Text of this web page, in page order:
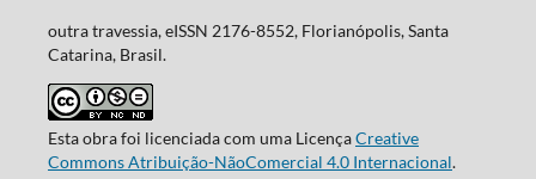
outra travessia, eISSN 2176-8552, Florianópolis, Santa
Catarina, Brasil.
Esta obra foi licenciada com uma LicençaCreative
Commons Atribuição-NãoComercial 4.0 Internacional.